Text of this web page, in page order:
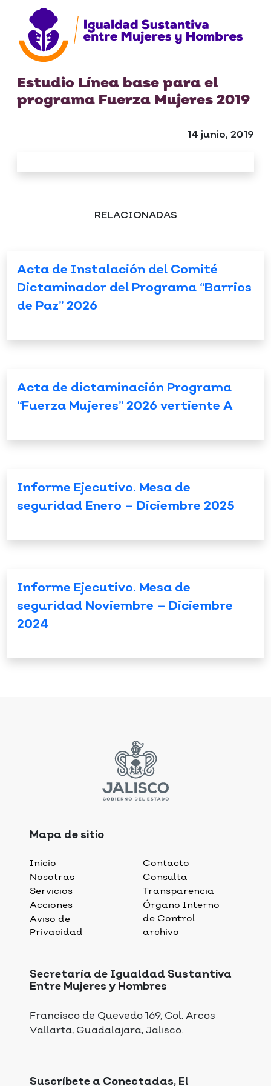
Estudio Línea base para el
programa Fuerza Mujeres 2019
14 junio, 2019
RELACIONADAS
Acta de Instalación del Comité
Dictaminador del Programa “Barrios
de Paz” 2026
Acta de dictaminación Programa
“Fuerza Mujeres” 2026 vertiente A
Informe Ejecutivo. Mesa de
seguridad Enero – Diciembre 2025
Informe Ejecutivo. Mesa de
seguridad Noviembre – Diciembre
2024
Mapa de sitio
Inicio
Nosotras
Servicios
Acciones
Aviso de
Privacidad
Contacto
Consulta
Transparencia
Órgano Interno
de Control
archivo
Secretaría de Igualdad Sustantiva
Entre Mujeres y Hombres
Francisco de Quevedo 169, Col. Arcos
Vallarta, Guadalajara, Jalisco.
Suscríbete a Conectadas, El